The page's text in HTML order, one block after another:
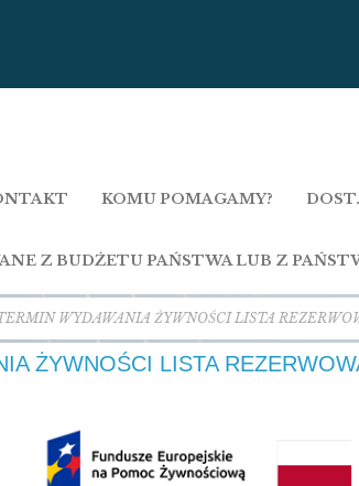
KOMU POMAGAMY?
Z BUDŻETU PAŃSTWA LUB Z
WYDAWANIA ŻYWNOŚCI LISTA
ŻYWNOŚCI LISTA